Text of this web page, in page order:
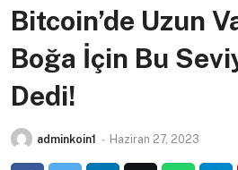
Bitcoin’de Uzun
Boğa İçin Bu
Dedi!
adminkoin1 - Haziran 27, 2023